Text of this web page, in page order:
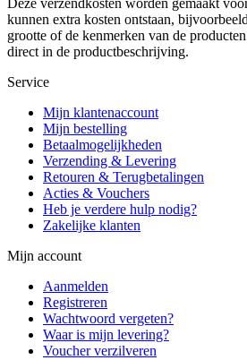
Deze verzendkosten worden gemaakt
kunnen extra kosten ontstaan,
grootte of de kenmerken van de
direct in de productbeschrijving.
Service
Mijn klantenaccount
Mijn bestelling
Betaalmogelijkheden
Verzending & Levering
Retouren & Terugbetalingen
Acties & Vouchers
Heb je verdere hulp nodig?
Zakelijke klanten
Mijn account
Aanmelden
Registreren
Wachtwoord vergeten?
Waar is mijn levering?
Voucher verzilveren